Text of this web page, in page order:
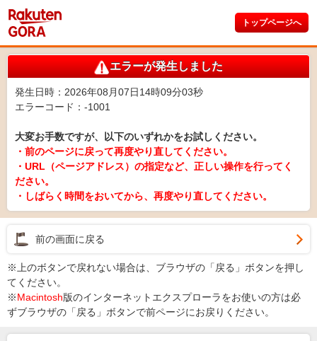
トップページへ
エラーが発生しました
発生日時：2026年08月07日14時09分03秒
エラーコード：-1001
大変お手数ですが、以下のいずれかをお試しください。
・前のページに戻って再度やり直してください。
・URL（ページアドレス）の指定など、正しい操作を行ってく
ださい。
・しばらく時間をおいてから、再度やり直してください。
前の画面に戻る
※上のボタンで戻れない場合は、ブラウザの「戻る」ボタンを押し
てください。
※Macintosh版のインターネットエクスプローラをお使いの方は必
ずブラウザの「戻る」ボタンで前ページにお戻りください。